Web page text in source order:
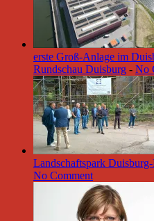
erste Groß-Anlage im
Rundschau Duisburg - No
Landschaftspark
No Comment